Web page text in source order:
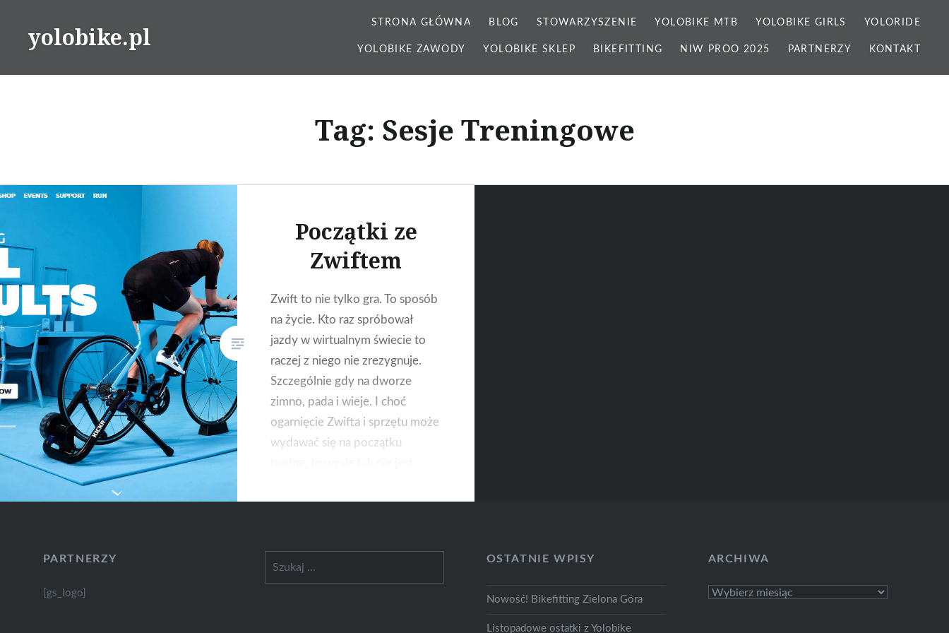
yolobike.pl STRONA GŁÓWNA BLOG STOWARZYSZENIE YOLOBIKE MTB YOLOBIKE GIRLS YOLORIDE
YOLOBIKE ZAWODY YOLOBIKE SKLEP BIKEFITTING NIW PROO 2025 PARTNERZY KONTAKT
Tag: Sesje Treningowe
Początki ze
Zwiftem
Zwift to nie tylko gra. To sposób
na życie. Kto raz spróbował
jazdy w wirtualnym świecie to
raczej z niego nie zrezygnuje.
Szczególnie gdy na dworze
zimno, pada i wieje. I choć
ogarnięcie Zwifta i sprzętu może
wydawać się na początku
cieszyć się jazdą.
PARTNERZY
[gs_logo]
OSTATNIE WPISY
Nowość! Bikefitting Zielona Góra
Listopadowe ostatki z Yolobike
ARCHIWA
Archiwa